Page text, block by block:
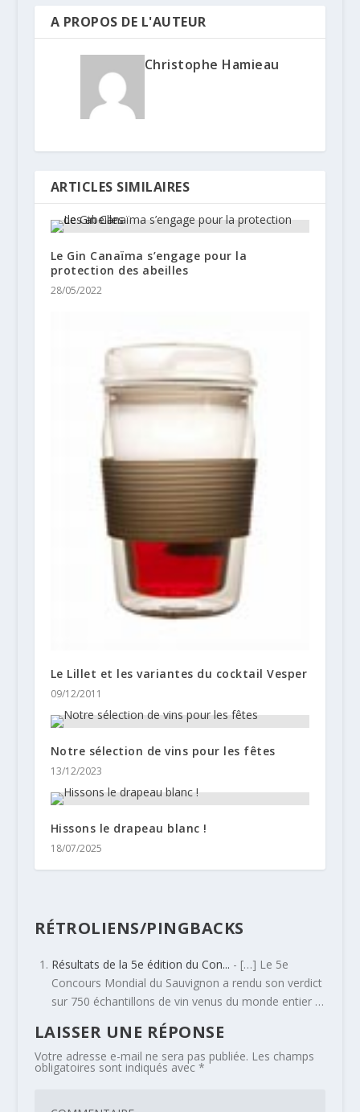
A PROPOS DE L'AUTEUR
Christophe Hamieau
ARTICLES SIMILAIRES
Le Gin Canaïma s’engage pour la
protection des abeilles
28/05/2022
Le Lillet et les variantes du cocktail Vesper
09/12/2011
Notre sélection de vins pour les fêtes
13/12/2023
Hissons le drapeau blanc !
18/07/2025
RÉTROLIENS/PINGBACKS
Résultats de la 5e édition du Con... - […] Le 5e
Concours Mondial du Sauvignon a rendu son verdict
sur 750 échantillons de vin venus du monde entier …
LAISSER UNE RÉPONSE
Votre adresse e-mail ne sera pas publiée. Les champs
obligatoires sont indiqués avec *